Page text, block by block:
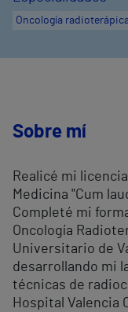
Oncología radioterápica
Sobre mí
Realicé mi
Medicina "Cum
Completé mi
Oncología
Universitario de
desarrollando mi
técnicas de
Hospital Valencia